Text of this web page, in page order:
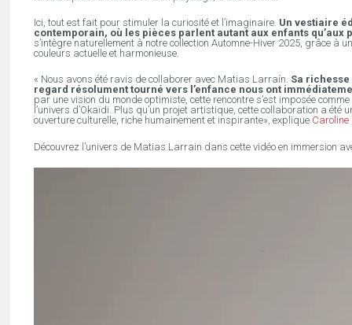
Ici, tout est fait pour stimuler la curiosité et l’imaginaire. Un vestiaire
contemporain, où les pièces parlent autant aux enfants qu’aux
s’intègre naturellement à notre collection Automne-Hiver 2025, grâce à
couleurs actuelle et harmonieuse.
« Nous avons été ravis de collaborer avec Matias Larraín. Sa
regard résolument tourné vers l’enfance nous ont
par une vision du monde optimiste, cette rencontre s’est imposée comme
l’univers d’Okaïdi. Plus qu’un projet artistique, cette collaboration a été
ouverture culturelle, riche humainement et inspirante», explique Caroline
Découvrez l’univers de Matias Larrain dans cette vidéo en immersion